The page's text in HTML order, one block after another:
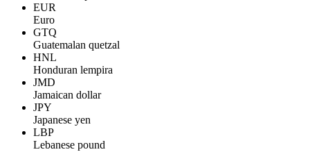
EUR
Euro
GTQ
Guatemalan quetzal
HNL
Honduran lempira
JMD
Jamaican dollar
JPY
Japanese yen
LBP
Lebanese pound